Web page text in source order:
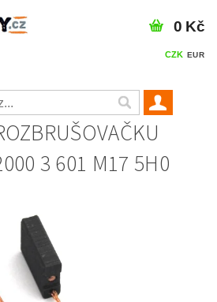
CZK EUR
0 Kč
3 601 M17 5H0